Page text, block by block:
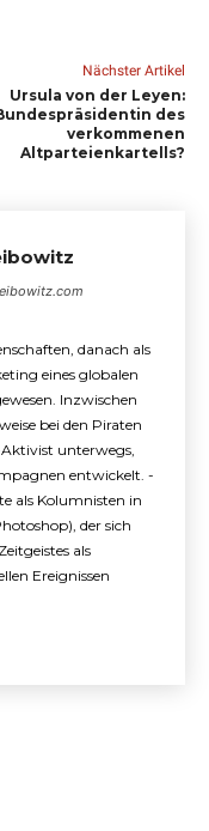
Nächster Artikel
Ursula von der Leyen:
des
verkommenen
Altparteienkartells?
danach als
eines globalen
Inzwischen
bei den Piraten
unterwegs,
entwickelt. -
als Kolumnisten in
der sich
als
Ereignissen